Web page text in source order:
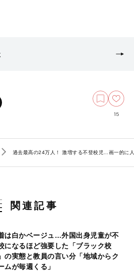
15
過去最高の24万人！ 激増する不登校児…画一的に
関連記事
は白かベージュ…外国出身児童が不
になるほど強要した「ブラック校
の実態と教員の言い分「地域からク
ムが毎週くる」